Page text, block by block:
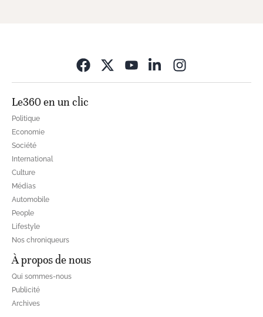
Le360 en un clic
Politique
Economie
Société
International
Culture
Médias
Automobile
People
Lifestyle
Nos chroniqueurs
À propos de nous
Qui sommes-nous
Publicité
Archives